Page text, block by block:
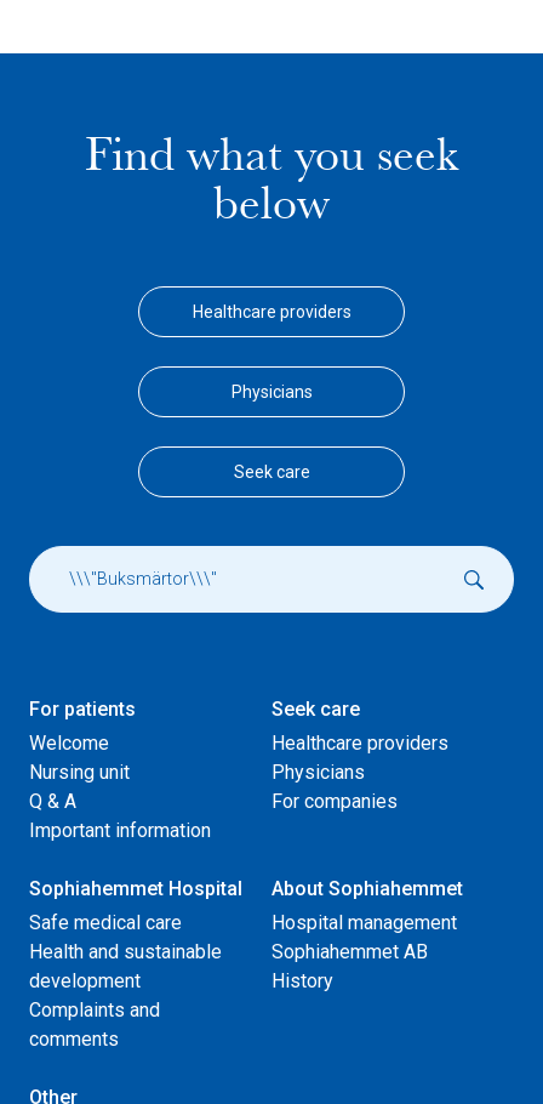
Find what you seek
below
Healthcare providers
Physicians
Seek care
For patients
Welcome
Nursing unit
Q & A
Important information
Seek care
Healthcare providers
Physicians
For companies
Sophiahemmet Hospital
Safe medical care
Health and sustainable
development
Complaints and
comments
About Sophiahemmet
Hospital management
Sophiahemmet AB
History
Other